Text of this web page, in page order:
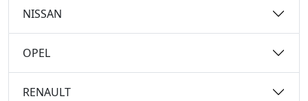
NISSAN
OPEL
RENAULT